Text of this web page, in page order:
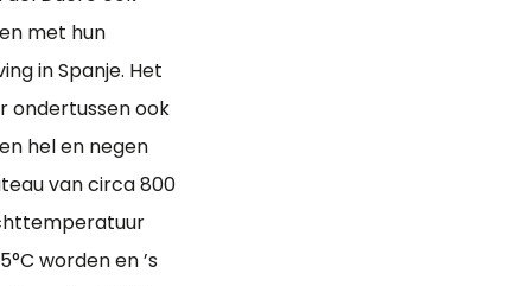
met hun
in Spanje. Het
ondertussen ook
hel en negen
van circa 800
worden en ’s